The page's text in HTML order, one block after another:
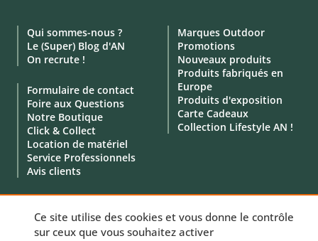
Qui sommes-nous ?
Le (Super) Blog d'AN
On recrute !
Formulaire de contact
Foire aux Questions
Notre Boutique
Click & Collect
Location de matériel
Service Professionnels
Avis clients
Marques Outdoor
Promotions
Nouveaux produits
Produits fabriqués en
Europe
Produits d'exposition
Carte Cadeaux
Collection Lifestyle AN !
Ce site utilise des cookies et vous donne le contrôle
sur ceux que vous souhaitez activer